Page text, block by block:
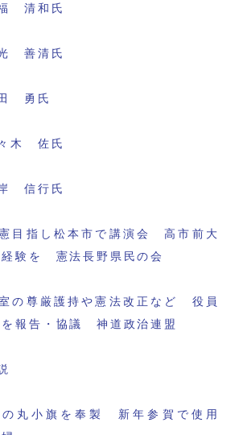
清和氏
善清氏
勇氏
木 佐氏
信行氏
目指し松本市で講演会 高市前大
経験を 憲法長野県民の会
の尊厳護持や憲法改正など 役員
を報告・協議 神道政治連盟
の丸小旗を奉製 新年参賀で使用